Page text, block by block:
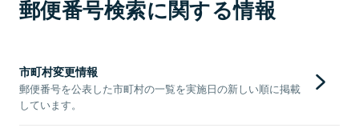
郵便番号検索に関する情報
市町村変更情報
郵便番号を公表した市町村の一覧を実施日の新しい順に掲載
しています。